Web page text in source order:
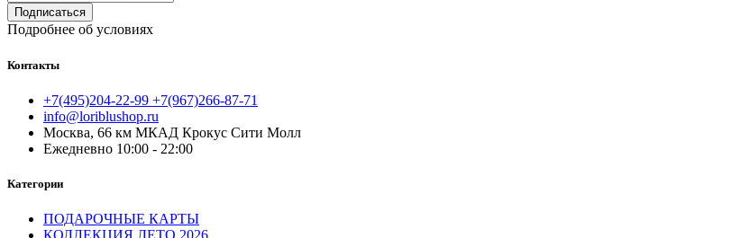
Подписаться
Подробнее об условиях
Контакты
+7(495)204-22-99 +7(967)266-87-71
info@loriblushop.ru
Москва, 66 км МКАД Крокус Сити Молл
Ежедневно 10:00 - 22:00
Категории
ПОДАРОЧНЫЕ КАРТЫ